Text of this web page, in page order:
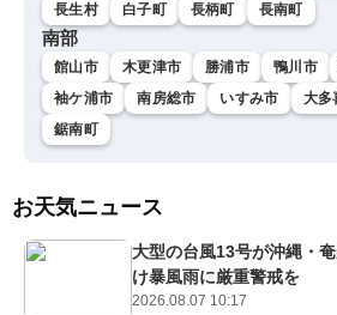
長生村
白子町 長柄町 長南町
南部
館山市 木更津市 勝浦市 鴨川市
袖ケ浦市
南房総市 いすみ市 大多
鋸南町
お天気ニュース
大型の台風13号が沖縄・
け暴風雨に厳重警戒を
2026.08.07 10:17